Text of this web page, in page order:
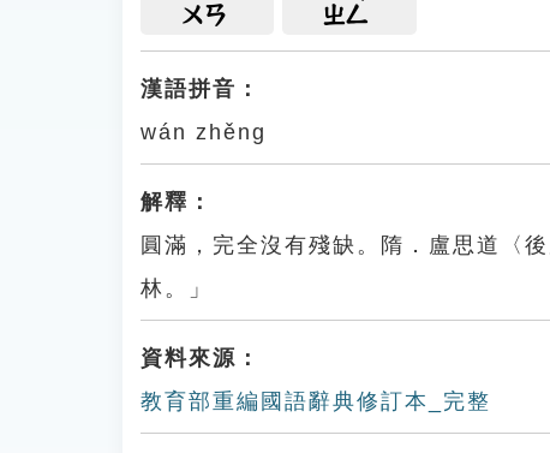
ㄨㄢ ㄓㄥ
漢語拼音：
wán zhěng
解釋：
圓滿，完全沒有殘缺。隋．盧思道〈
林。」
資料來源：
教育部重編國語辭典修訂本_完整